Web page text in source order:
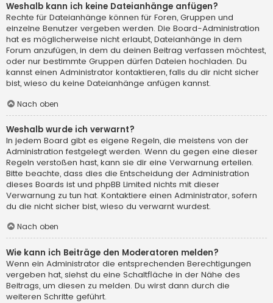
Weshalb kann ich keine Dateianhänge anfügen?
Rechte für Dateianhänge können für Foren, Gruppen und
einzelne Benutzer vergeben werden. Die Board-Administration
hat es möglicherweise nicht erlaubt, Dateianhänge in dem
Forum anzufügen, in dem du deinen Beitrag verfassen möchtest,
oder nur bestimmte Gruppen dürfen Dateien hochladen. Du
kannst einen Administrator kontaktieren, falls du dir nicht sicher
bist, wieso du keine Dateianhänge anfügen kannst.
Nach oben
Weshalb wurde ich verwarnt?
In jedem Board gibt es eigene Regeln, die meistens von der
Administration festgelegt werden. Wenn du gegen eine dieser
Regeln verstoßen hast, kann sie dir eine Verwarnung erteilen.
Bitte beachte, dass dies die Entscheidung der Administration
dieses Boards ist und phpBB Limited nichts mit dieser
Verwarnung zu tun hat. Kontaktiere einen Administrator, sofern
du die nicht sicher bist, wieso du verwarnt wurdest.
Nach oben
Wie kann ich Beiträge den Moderatoren melden?
Wenn ein Administrator die entsprechenden Berechtigungen
vergeben hat, siehst du eine Schaltfläche in der Nähe des
Beitrags, um diesen zu melden. Du wirst dann durch die
weiteren Schritte geführt.